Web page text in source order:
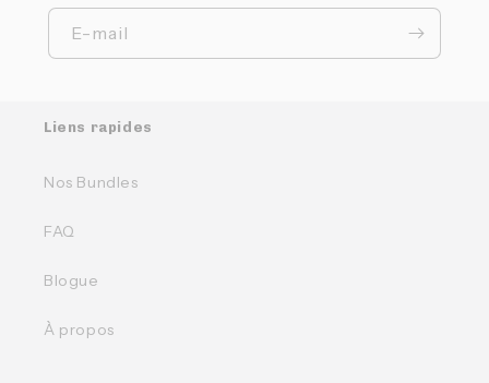
E-mail
Liens rapides
Nos Bundles
FAQ
Blogue
À propos